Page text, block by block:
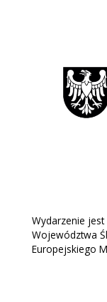
Wydarzenie
Województwa
Europejskiego